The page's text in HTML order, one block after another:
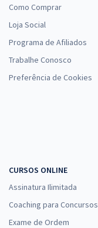
Como Comprar
Loja Social
Programa de Afiliados
Trabalhe Conosco
Preferência de Cookies
CURSOS ONLINE
Assinatura Ilimitada
Coaching para Concursos
Exame de Ordem